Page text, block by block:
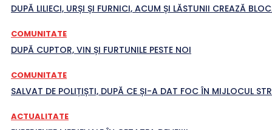
DUPĂ LILIECI, URȘI ȘI FURNICI, ACUM ȘI LĂSTUNII CREAZĂ
COMUNITATE
DUPĂ CUPTOR, VIN ȘI FURTUNILE PESTE NOI
COMUNITATE
SALVAT DE POLIȚIȘTI, DUPĂ CE ȘI-A DAT FOC ÎN MIJLOCUL
ACTUALITATE